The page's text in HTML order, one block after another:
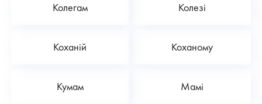
Колегам Колезі
Коханій Коханому
Кумам Мамі